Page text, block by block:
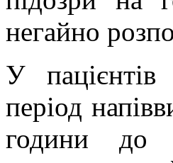
негайно
У
період
години до